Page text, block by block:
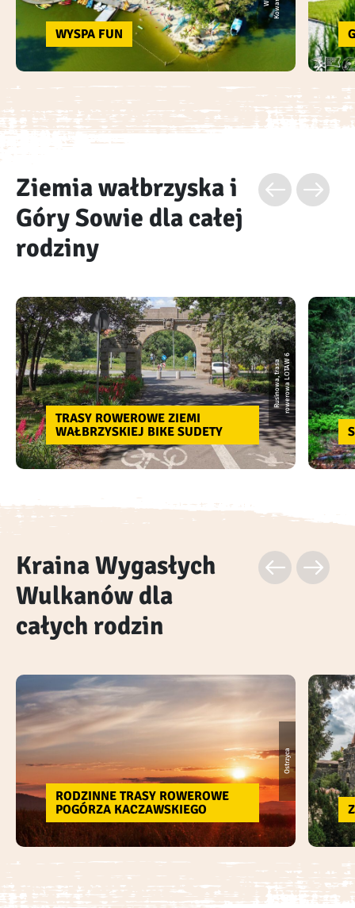
WYSPA FUN
Ziemia wałbrzyska i
Góry Sowie dla całej
rodziny
R
u
si
n
o
w
a,
t
r
a
s
a
r
o
w
e
r
o
w
a
L
O
T
A
W6
TRASY ROWEROWE ZIEMI
WAŁBRZYSKIEJ BIKE SUDETY
Kraina Wygasłych
Wulkanów dla
całych rodzin
Ostrzyca
RODZINNE TRASY ROWEROWE
POGÓRZA KACZAWSKIEGO